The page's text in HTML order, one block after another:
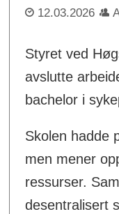
12.03.2026
Styret ved
avslutte
bachelor i
Skolen hadde
men mener
ressurser.
desentralisert